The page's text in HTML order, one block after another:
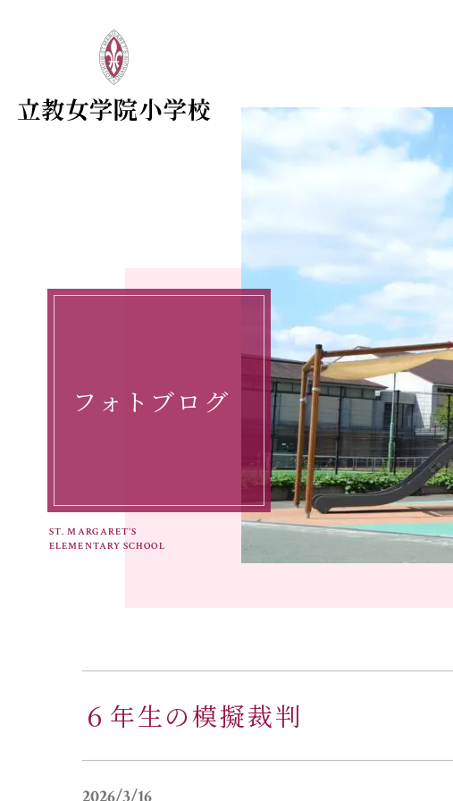
フォトブログ
ST. MARGARET'S
ELEMENTARY SCHOOL
６年生の模擬裁判